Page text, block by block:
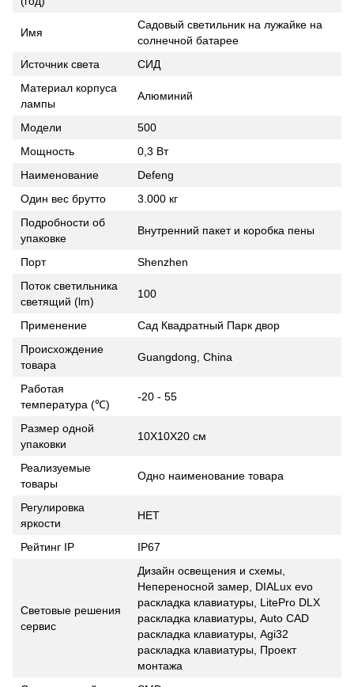
Имя
Садовый светильник на лужайке на
солнечной батарее
Источник света
СИД
Материал корпуса
лампы
Алюминий
Модели
500
Мощность
0,3 Вт
Наименование
Defeng
Один вес брутто
3.000 кг
Подробности об
упаковке
Внутренний пакет и коробка пены
Порт
Shenzhen
Поток светильника
светящий (lm)
100
Применение
Сад Квадратный Парк двор
Происхождение
товара
Guangdong, China
Работая
температура (℃)
-20 - 55
Размер одной
упаковки
10X10X20 см
Реализуемые
товары
Одно наименование товара
Регулировка
яркости
НЕТ
Рейтинг IP IP67
Световые решения
сервис
Дизайн освещения и схемы,
Непереносной замер, DIALux evo
раскладка клавиатуры, LitePro DLX
раскладка клавиатуры, Auto CAD
раскладка клавиатуры, Agi32
раскладка клавиатуры, Проект
монтажа